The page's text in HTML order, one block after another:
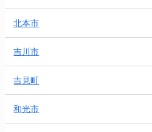
北本市
吉川市
吉見町
和光市